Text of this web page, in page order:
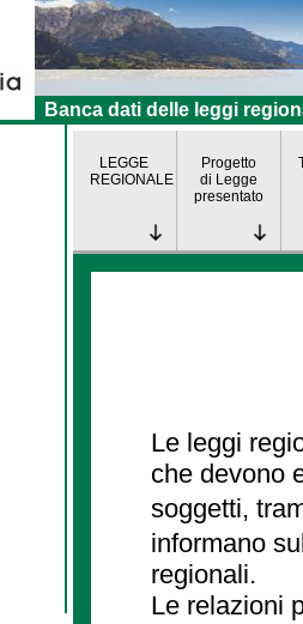
Banca dati delle leggi
LEGGE
REGIONALE
Progetto
di Legge
presentato
Le leggi
che devono
soggetti,
informano
regionali.
Le relazioni